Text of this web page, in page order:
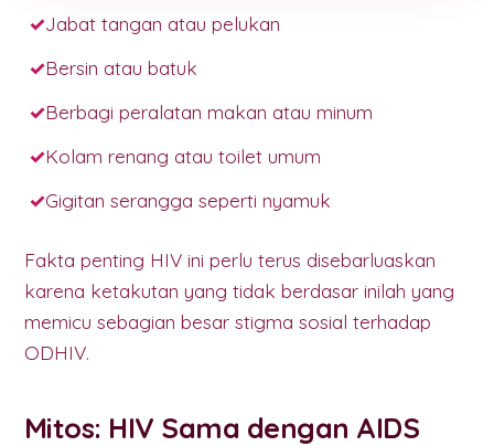
Jabat tangan atau pelukan
Bersin atau batuk
Berbagi peralatan makan atau minum
Kolam renang atau toilet umum
Gigitan serangga seperti nyamuk
Fakta penting HIV ini perlu terus disebarluaskan
karena ketakutan yang tidak berdasar inilah yang
memicu sebagian besar stigma sosial terhadap
ODHIV.
Mitos: HIV Sama dengan AIDS